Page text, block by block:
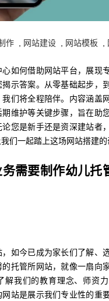
作 网站建设 网站模板
如何借助网站平台，展现
揭示答案。从零基础起步，
们将全程陪伴。内容涵盖
维护等关键步骤，旨在助
您是新手还是资深建站者
们一起踏上这场网站搭建的
需要制作幼儿托
如今已成为家长们了解、
托管所网站，就像一扇向
解我们的教育理念、师资
站是展示我们专业性的重